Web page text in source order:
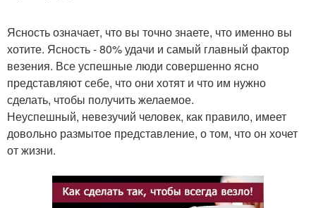
Ясность означает, что вы точно знаете, что именно вы
хотите. Ясность - 80% удачи и самый главный фактор
везения. Все успешные люди совершенно ясно
представляют себе, что они хотят и что им нужно
сделать, чтобы получить желаемое.
Неуспешный, невезучий человек, как правило, имеет
довольно размытое представление, о том, что он хочет
от жизни.